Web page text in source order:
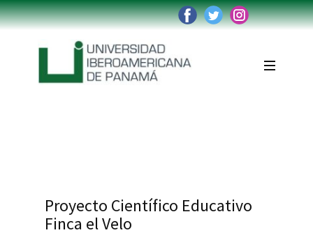
GraduadosProyecto Científico Educativo
Finca el Velo